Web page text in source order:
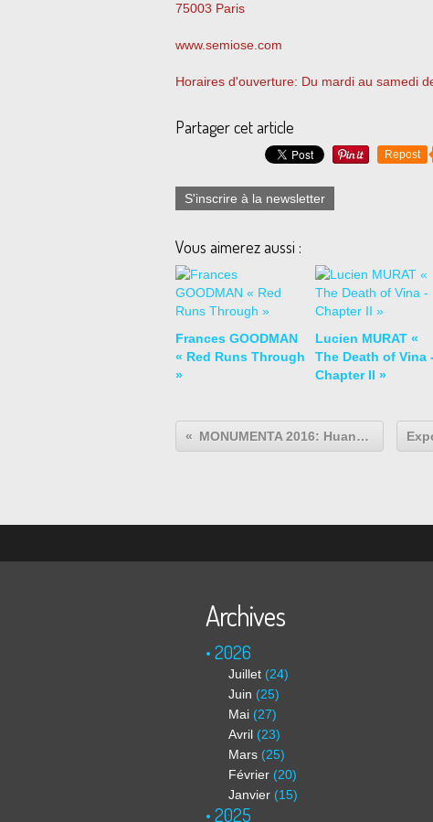
75003 Paris
www.semiose.com
Horaires d'ouverture: Du mardi au samedi
Partager cet article
Repost
S'inscrire à la newsletter
Vous aimerez aussi :
Frances GOODMAN
« Red Runs Through
»
Lucien MURAT «
The Death of Vina
Chapter II »
MONUMENTA 2016: Huang Yong Ping "Empires"
Archives
2026
Juillet (24)
Juin (25)
Mai (27)
Avril (23)
Mars (25)
Février (20)
Janvier (15)
2025